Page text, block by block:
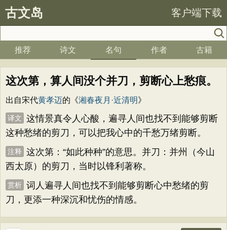
古文岛 客户端下载
推荐 诗文 名句 作者 古籍
这次第，算人间没个并刀，剪断心上愁痕。
出自宋代黄孝迈的《湘春夜月·近清明》
译文
这情景真令人心酸，遍寻人间也找不到能够剪断
这种愁绪的剪刀，可以把我心中的千愁万绪剪断。
注释
这次第：“如此种种”的意思。并刀：并州（今山
西太原）的剪刀，当时以锋利著称。
赏析 词人遍寻人间也找不到能够剪断心中愁绪的剪
刀，更添一种深沉和忧伤的情感。